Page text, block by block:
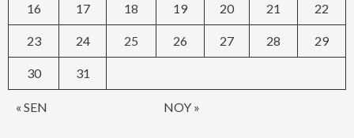
« SEN NOY »
16 17 18 19 20 21 22
23 24 25 26 27 28 29
30 31